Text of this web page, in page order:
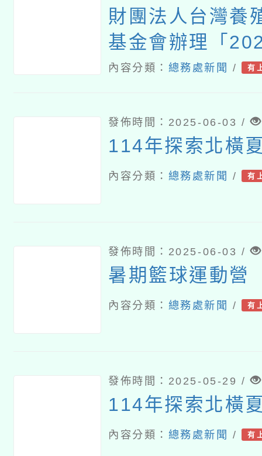
財團法人台灣養
基金會辦理「
緣-極道鱻師」
內容分類： 總務處新聞 / 有
發佈時間：2025-06-03 /
114年探索北橫
內容分類： 總務處新聞 / 有
發佈時間：2025-06-03 /
暑期籃球運動營
內容分類： 總務處新聞 / 有
發佈時間：2025-05-29 /
114年探索北橫
內容分類： 總務處新聞 / 有